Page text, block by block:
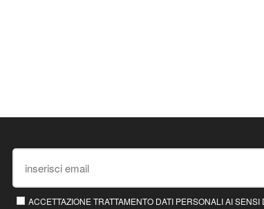
ACCETTAZIONE TRATTAMENTO DATI PERSONALI AI